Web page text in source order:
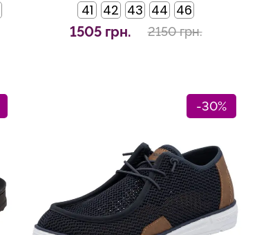
41 42 43 44 46
1505 грн. 2150 грн.
-30%